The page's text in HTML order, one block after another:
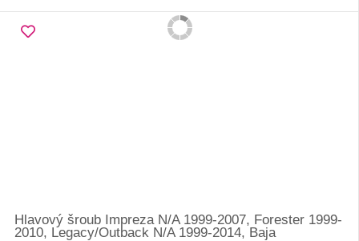
Hlavový šroub Impreza N/A 1999-2007, Forester 1999-
2010, Legacy/Outback N/A 1999-2014, Baja